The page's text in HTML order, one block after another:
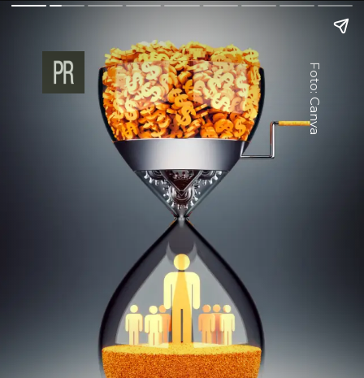
Foto: Canva